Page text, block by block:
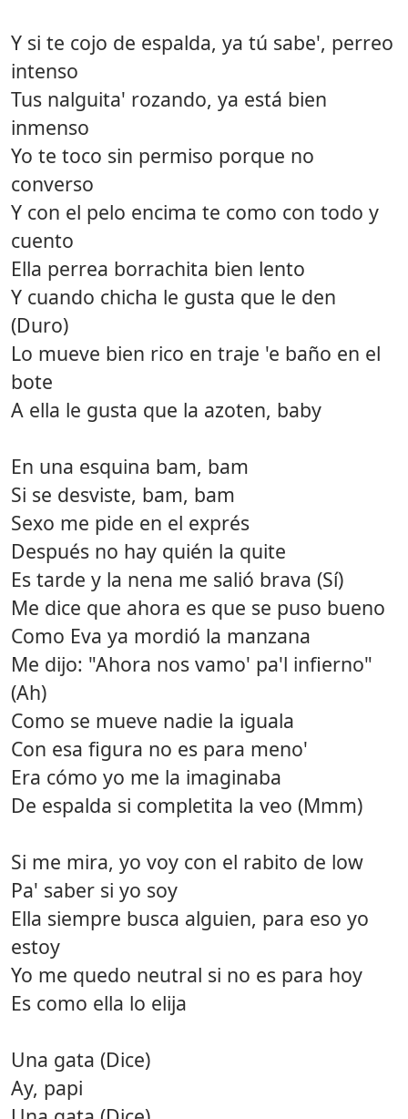
Y si te cojo de espalda, ya tú sabe', perreo
intenso
Tus nalguita' rozando, ya está bien
inmenso
Yo te toco sin permiso porque no
converso
Y con el pelo encima te como con todo y
cuento
Ella perrea borrachita bien lento
Y cuando chicha le gusta que le den
(Duro)
Lo mueve bien rico en traje 'e baño en el
bote
A ella le gusta que la azoten, baby
En una esquina bam, bam
Si se desviste, bam, bam
Sexo me pide en el exprés
Después no hay quién la quite
Es tarde y la nena me salió brava (Sí)
Me dice que ahora es que se puso bueno
Como Eva ya mordió la manzana
Me dijo: "Ahora nos vamo' pa'l infierno"
(Ah)
Como se mueve nadie la iguala
Con esa figura no es para meno'
Era cómo yo me la imaginaba
De espalda si completita la veo (Mmm)
Si me mira, yo voy con el rabito de low
Pa' saber si yo soy
Ella siempre busca alguien, para eso yo
estoy
Yo me quedo neutral si no es para hoy
Es como ella lo elija
Una gata (Dice)
Ay, papi